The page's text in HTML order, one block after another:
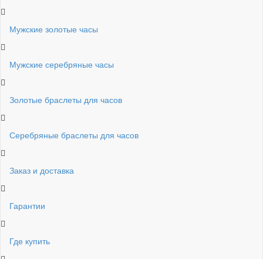
Мужские золотые часы
Мужские серебряные часы
Золотые браслеты для часов
Серебряные браслеты для часов
Заказ и доставка
Гарантии
Где купить